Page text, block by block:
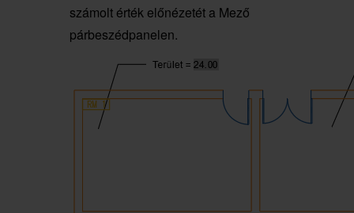
számolt érték előnézetét a Mező
párbeszédpanelen.